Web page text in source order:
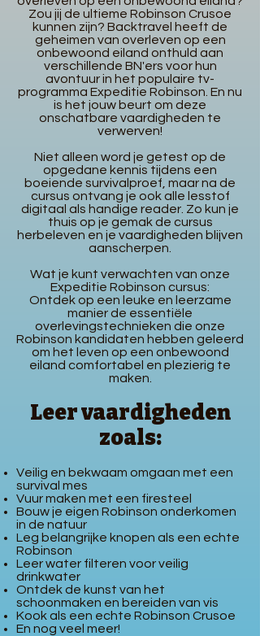
Zou jij de ultieme Robinson Crusoe
kunnen zijn? Backtravel heeft de
geheimen van overleven op een
onbewoond eiland onthuld aan
verschillende BN'ers voor hun
avontuur in het populaire tv-
programma Expeditie Robinson. En nu
is het jouw beurt om deze
onschatbare vaardigheden te
verwerven!
Niet alleen word je getest op de
opgedane kennis tijdens een
boeiende survivalproef, maar na de
cursus ontvang je ook alle lesstof
digitaal als handige reader. Zo kun je
thuis op je gemak de cursus
herbeleven en je vaardigheden blijven
aanscherpen.
Wat je kunt verwachten van onze
Expeditie Robinson cursus:
Ontdek op een leuke en leerzame
manier de essentiële
overlevingstechnieken die onze
Robinson kandidaten hebben geleerd
om het leven op een onbewoond
eiland comfortabel en plezierig te
maken.
Leer vaardigheden
zoals:
Veilig en bekwaam omgaan met een
survival mes
Vuur maken met een firesteel
Bouw je eigen Robinson onderkomen
in de natuur
Leg belangrijke knopen als een echte
Robinson
Leer water filteren voor veilig
drinkwater
Ontdek de kunst van het
schoonmaken en bereiden van vis
Kook als een echte Robinson Crusoe
En nog veel meer!